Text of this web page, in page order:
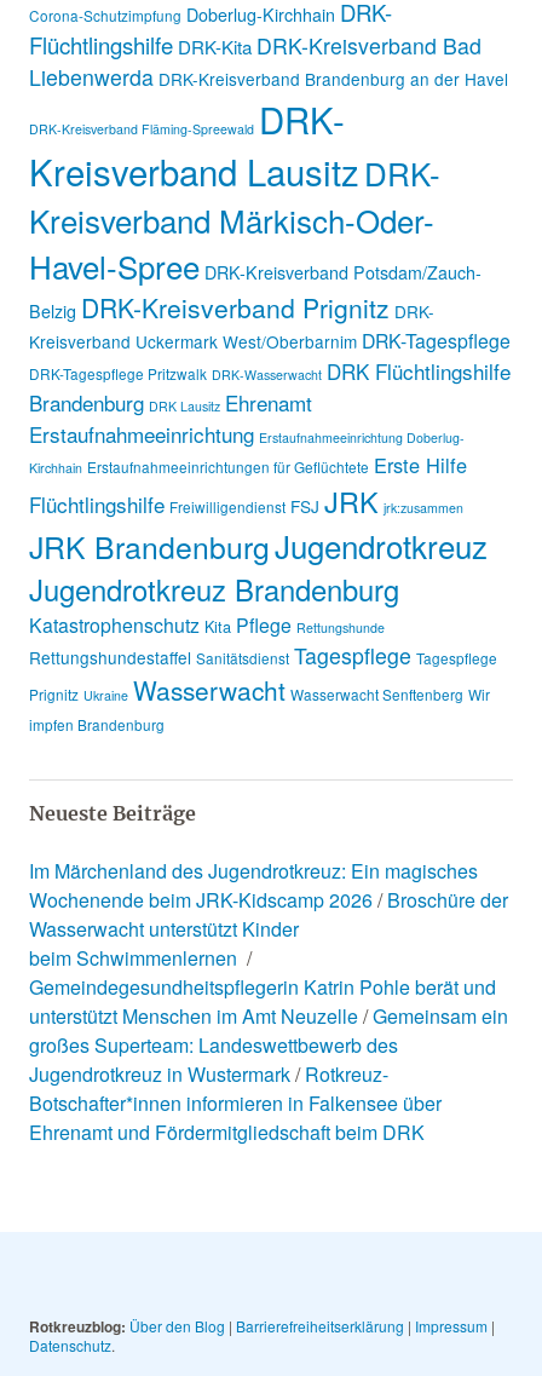
Corona-Schutzimpfung Doberlug-Kirchhain DRK-
Flüchtlingshilfe DRK-Kita DRK-Kreisverband Bad
Liebenwerda DRK-Kreisverband Brandenburg an der Havel
DRK-Kreisverband Fläming-Spreewald DRK-
Kreisverband LausitzDRK-
Kreisverband Märkisch-Oder-
Havel-Spree DRK-Kreisverband Potsdam/Zauch-
Belzig DRK-Kreisverband Prignitz DRK-
Kreisverband Uckermark West/Oberbarnim DRK-Tagespflege
DRK-Tagespflege Pritzwalk DRK-Wasserwacht DRK Flüchtlingshilfe
Brandenburg DRK Lausitz Ehrenamt
Erstaufnahmeeinrichtung Erstaufnahmeeinrichtung Doberlug-
Kirchhain Erstaufnahmeeinrichtungen für Geflüchtete Erste Hilfe
Flüchtlingshilfe Freiwilligendienst FSJ JRK jrk:zusammen
JRK BrandenburgJugendrotkreuz
Jugendrotkreuz Brandenburg
Katastrophenschutz Kita Pflege Rettungshunde
Rettungshundestaffel Sanitätsdienst Tagespflege Tagespflege
Prignitz Ukraine Wasserwacht Wasserwacht Senftenberg Wir
impfen Brandenburg
Neueste Beiträge
Im Märchenland des Jugendrotkreuz: Ein magisches
Wochenende beim JRK-Kidscamp 2026 Broschüre der
Wasserwacht unterstützt Kinder
beim Schwimmenlernen
Gemeindegesundheitspflegerin Katrin Pohle berät und
unterstützt Menschen im Amt Neuzelle Gemeinsam ein
großes Superteam: Landeswettbewerb des
Jugendrotkreuz in Wustermark Rotkreuz-
Botschafter*innen informieren in Falkensee über
Ehrenamt und Fördermitgliedschaft beim DRK
Rotkreuzblog: Über den Blog | Barrierefreiheitserklärung | Impressum|
Datenschutz